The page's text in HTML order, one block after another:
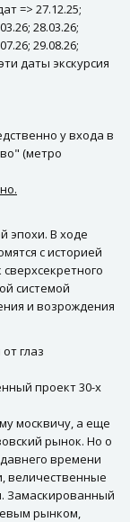
=> 27.12.25;
28.03.26;
29.08.26;
даты экскурсия
у входа в
(метро
эпохи. В ходе
с историей
системой
и возрождения
глаз
проект 30-х
москвичу, а еще
рынок. Но о
времени
величественные
Замаскированный
рынком,